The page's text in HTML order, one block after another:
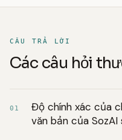
CÂU TRẢ LỜI
Các câu hỏi
01
Độ chính xác của
văn bản của